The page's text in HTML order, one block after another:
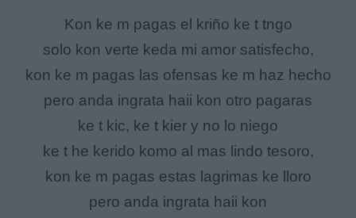
Kon ke m pagas el kriño ke t tngo
solo kon verte keda mi amor satisfecho,
kon ke m pagas las ofensas ke m haz hecho
pero anda ingrata haii kon otro pagaras
ke t kic, ke t kier y no lo niego
ke t he kerido komo al mas lindo tesoro,
kon ke m pagas estas lagrimas ke lloro
pero anda ingrata haii kon